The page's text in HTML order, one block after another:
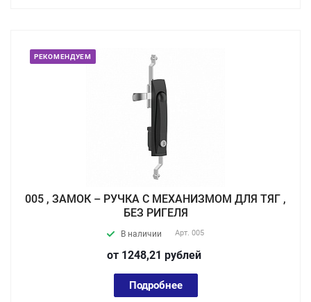
РЕКОМЕНДУЕМ
005 , ЗАМОК – РУЧКА С МЕХАНИЗМОМ ДЛЯ ТЯГ ,
БЕЗ РИГЕЛЯ
В наличии Арт. 005
от 1248,21 рублей
Подробнее